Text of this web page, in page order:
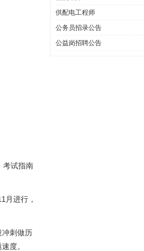
考试指南
月进行，
冲刺做历
度。
供配电工程师
公务员招录公告
公益岗招聘公告